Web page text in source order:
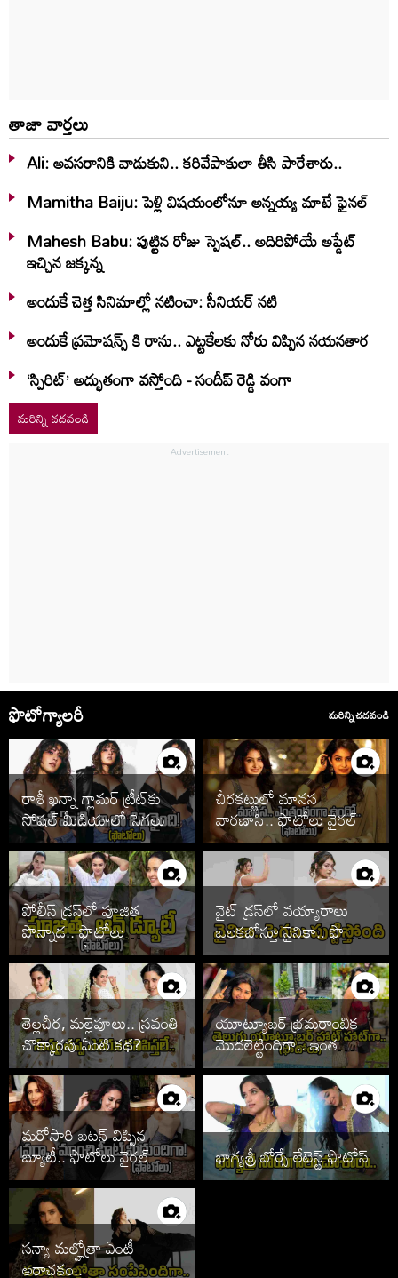
తాజా వార్తలు
Ali: అవసరానికి వాడుకుని.. కరివేపాకులా తీసి పారేశారు..
Mamitha Baiju: పెళ్లి విషయంలోనూ అన్నయ్య మాటే ఫైనల్‌
Mahesh Babu: పుట్టిన రోజు స్పెషల్.. అదిరిపోయే అప్డేట్
ఇచ్చిన జక్కన్న
అందుకే చెత్త సినిమాల్లో నటించా: సీనియర్ నటి
అందుకే ప్రమోషన్స్ కి రాను.. ఎట్టకేలకు నోరు విప్పిన నయనతార
‘స్పిరిట్’ అద్భుతంగా వస్తోంది - సందీప్ రెడ్డి వంగా
మరిన్ని చదవండి
ఫొటోగ్యాలరీ మరిన్ని చదవండి
రాశీ ఖన్నా గ్లామర్ ట్రీట్‌కు
సోషల్ మీడియాలో సెగలు
చీరకట్టులో మానస
వారణాసి.. ఫొటోలు వైరల్
పోలీస్ డ్రస్‌లో పూజిత
పొన్నాడ.. ఫొటోలు
చూడాల్సిందే
వైట్ డ్రస్‌లో వయ్యారాలు
ఒలకబోస్తూ నైనికా.. ఫొటోలు
వైరల్
తెల్లచీర, మల్లెపూలు.. స్రవంతి
చొక్కారపు ఏంటి కథ?
యూట్యూబర్ భ్రమరాంబిక
మొదలెట్టిందిగా.. ఇంత
హాట్‌గానా
మరోసారి బటన్ విప్పిన
బ్యూటీ.. ఫొటోలు వైరల్ భాగ్యశ్రీ బోర్సే లేటెస్ట్ ఫొటోస్
సన్యా మల్హోత్రా ఏంటీ
అరాచకం..